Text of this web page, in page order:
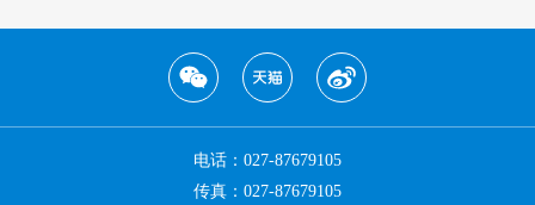
电话：027-87679105
传真：027-87679105